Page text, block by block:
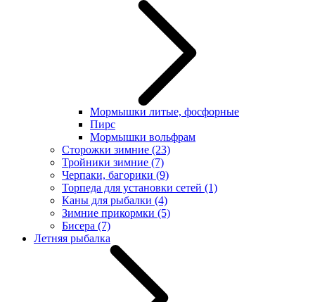
Мормышки литые, фосфорные
Пирс
Мормышки вольфрам
Сторожки зимние (23)
Тройники зимние (7)
Черпаки, багорики (9)
Торпеда для установки сетей (1)
Каны для рыбалки (4)
Зимние прикормки (5)
Бисера (7)
Летняя рыбалка